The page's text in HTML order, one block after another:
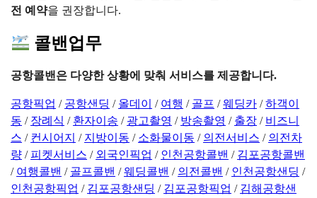
전 예약을 권장합니다.
콜밴업무
공항콜밴은 다양한 상황에 맞춰 서비스를 제공합니다.
공항픽업 / 공항샌딩 / 올데이 / 여행 / 골프 /웨딩카 /하객이
동 / 장례식 / 환자이송 / 광고촬영 / 방송촬영 / 출장 / 비즈니
스 / 컨시어지 / 지방이동 / 소화물이동 / 의전서비스 / 의전차
량 / 피켓서비스 / 외국인픽업 / 인천공항콜밴 / 김포공항콜밴
/ 여행콜밴 / 골프콜밴 /웨딩콜밴 / 의전콜밴 / 인천공항샌딩 /
인천공항픽업 / 김포공항샌딩 / 김포공항픽업 / 김해공항샌